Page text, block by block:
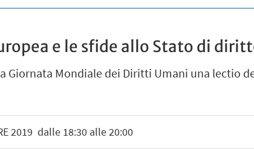
e le sfide allo Stato di
Giornata Mondiale dei Diritti Umani una lectio
2019 dalle 18:30 alle 20:00